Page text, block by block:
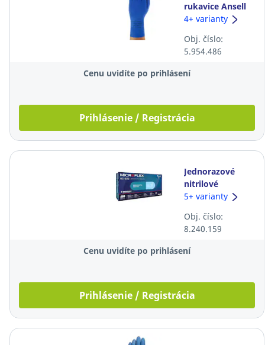
rukavice Ansell
AlphaTec® 87-
veľkosť 7,5-8,
modré, 12 párov
4+ varianty
Obj. číslo:
5.954.486
Cenu uvidíte po prihlásení
Prihlásenie / Registrácia
Jednorazové
nitrilové
rukavice Ansell
833, veľkosť L,
250ks
5+ varianty
Obj. číslo:
8.240.159
Cenu uvidíte po prihlásení
Prihlásenie / Registrácia